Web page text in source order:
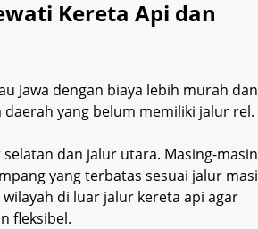
Kereta Api dan
Jawa dengan biaya lebih murah dan
yang belum memiliki jalur rel.
dan jalur utara. Masing-
yang terbatas sesuai jalur
di luar jalur kereta api agar
fleksibel.